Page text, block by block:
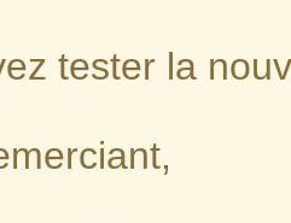
tester la